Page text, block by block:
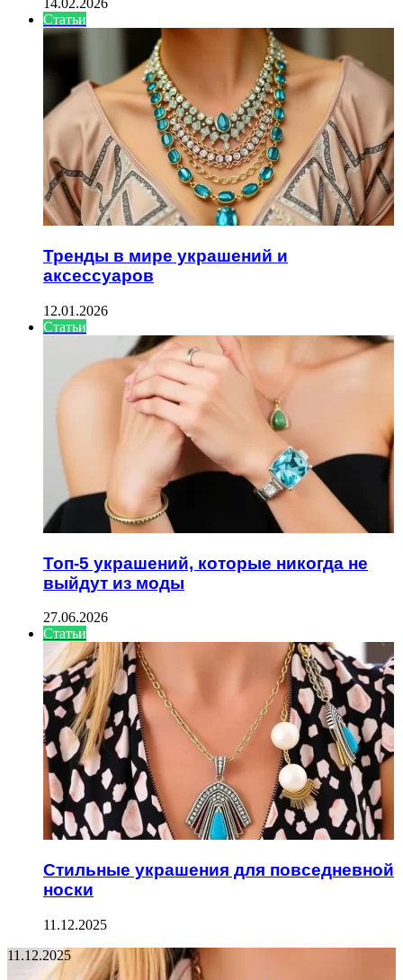
14.02.2026
Статьи
Тренды в мире украшений и
аксессуаров
12.01.2026
Статьи
Топ-5 украшений, которые никогда не
выйдут из моды
27.06.2026
Статьи
Стильные украшения для повседневной
носки
11.12.2025
11.12.2025